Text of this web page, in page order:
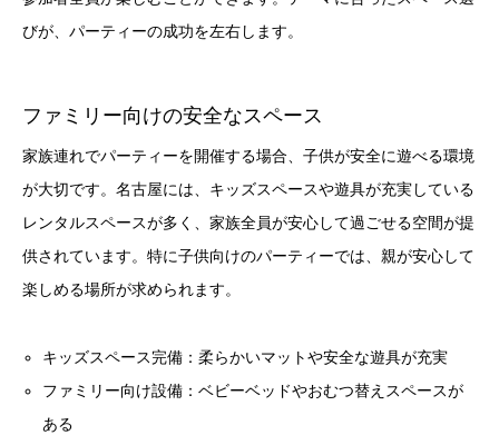
びが、パーティーの成功を左右します。
ファミリー向けの安全なスペース
家族連れでパーティーを開催する場合、子供が安全に遊べる環境
が大切です。名古屋には、キッズスペースや遊具が充実している
レンタルスペースが多く、家族全員が安心して過ごせる空間が提
供されています。特に子供向けのパーティーでは、親が安心して
楽しめる場所が求められます。
キッズスペース完備：柔らかいマットや安全な遊具が充実
ファミリー向け設備：ベビーベッドやおむつ替えスペースが
ある